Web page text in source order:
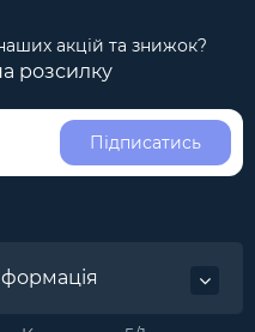
акцій та знижок?
розсилку
Підписатись